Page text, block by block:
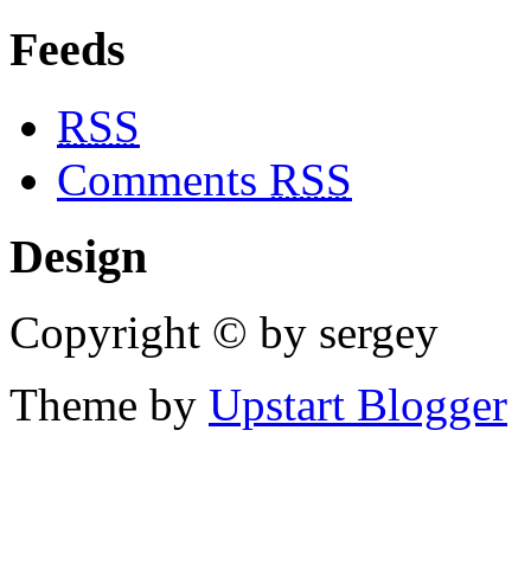
Feeds
RSS
Comments RSS
Design
Copyright © by sergey
Theme by Upstart Blogger